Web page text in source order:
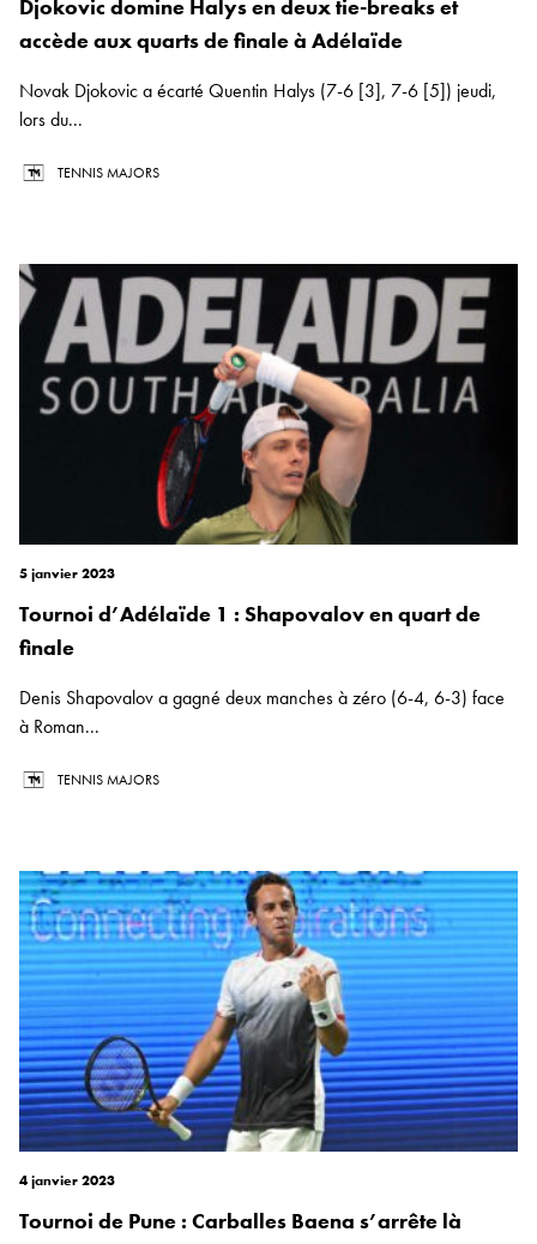
Djokovic domine Halys en deux tie-breaks et
accède aux quarts de finale à Adélaïde
Novak Djokovic a écarté Quentin Halys (7-6 [3], 7-6 [5]) jeudi,
lors du...
TENNIS MAJORS
5 janvier 2023
Tournoi d’Adélaïde 1 : Shapovalov en quart de
finale
Denis Shapovalov a gagné deux manches à zéro (6-4, 6-3) face
à Roman...
TENNIS MAJORS
4 janvier 2023
Tournoi de Pune : Carballes Baena s’arrête là